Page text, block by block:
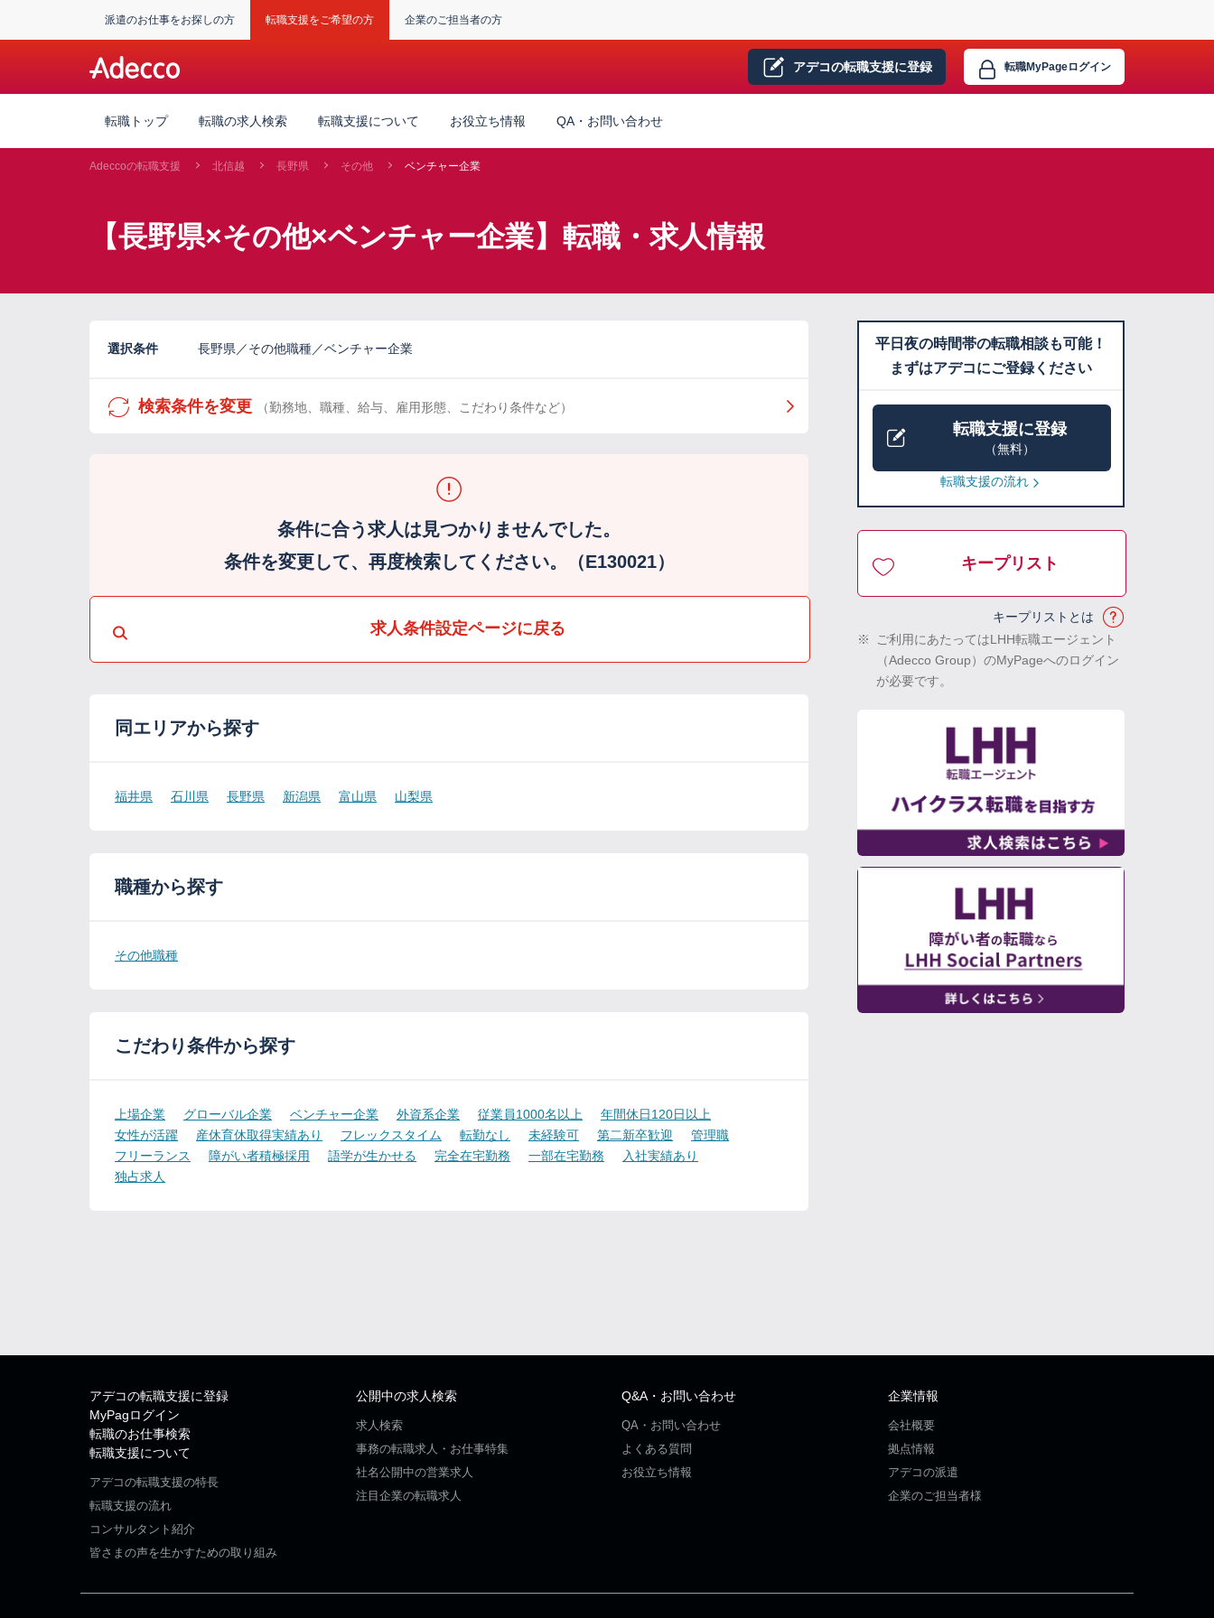
派遣のお仕事をお探しの方 転職支援をご希望の方 企業のご担当者の方
アデコの転職支援に登録 転職MyPageログイン
転職トップ 転職の求人検索 転職支援について お役立ち情報 QA・お問い合わせ
Adeccoの転職支援 北信越 長野県 その他 ベンチャー企業
【長野県×その他×ベンチャー企業】転職・求人情報
選択条件 長野県／その他職種／ベンチャー企業
検索条件を変更 （勤務地、職種、給与、雇用形態、こだわり条件など）
条件に合う求人は見つかりませんでした。
条件を変更して、再度検索してください。（E130021）
求人条件設定ページに戻る
同エリアから探す
福井県 石川県 長野県 新潟県 富山県 山梨県
職種から探す
その他職種
こだわり条件から探す
上場企業 グローバル企業 ベンチャー企業 外資系企業 従業員1000名以上
年間休日120日以上
女性が活躍
産休育休取得実績あり フレックスタイム 転勤なし 未経験可 第二新卒歓迎
管理職
フリーランス
障がい者積極採用 語学が生かせる 完全在宅勤務 一部在宅勤務
入社実績あり
独占求人
平日夜の時間帯の転職相談も可能！
まずはアデコにご登録ください
転職支援に登録
（無料）
転職支援の流れ
キープリスト
キープリストとは
※
ご利用にあたってはLHH転職エージェント
（Adecco Group）のMyPageへのログイン
が必要です。
アデコの転職支援に登録
MyPagログイン
転職のお仕事検索
転職支援について
アデコの転職支援の特長
転職支援の流れ
コンサルタント紹介
皆さまの声を生かすための取り組み
公開中の求人検索
求人検索
事務の転職求人・お仕事特集
社名公開中の営業求人
注目企業の転職求人
Q&A・お問い合わせ
QA・お問い合わせ
よくある質問
お役立ち情報
企業情報
会社概要
拠点情報
アデコの派遣
企業のご担当者様